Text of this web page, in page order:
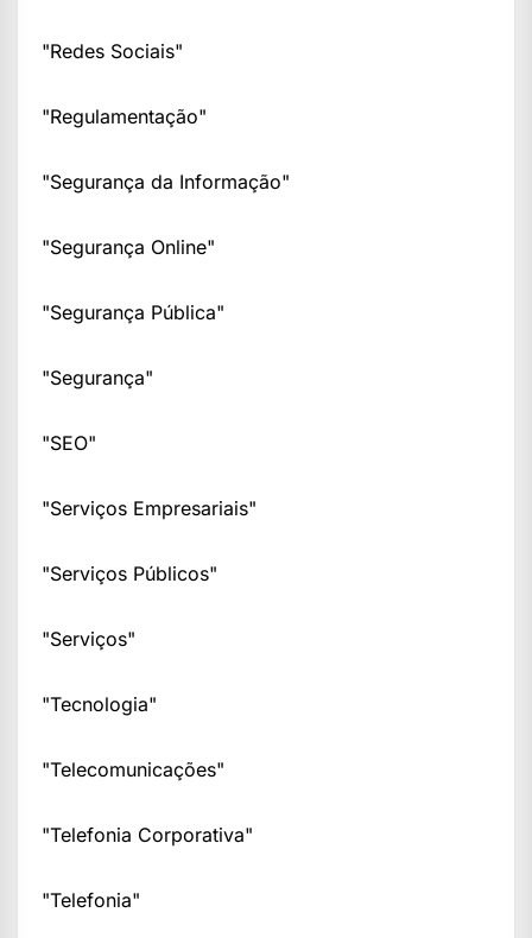
"Redes Sociais"
"Regulamentação"
"Segurança da Informação"
"Segurança Online"
"Segurança Pública"
"Segurança"
"SEO"
"Serviços Empresariais"
"Serviços Públicos"
"Serviços"
"Tecnologia"
"Telecomunicações"
"Telefonia Corporativa"
"Telefonia"